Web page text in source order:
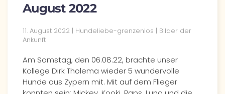
August 2022
11. August 2022 | Hundeliebe-grenzenlos | Bilder der
Ankunft
Am Samstag, den 06.08.22, brachte unser
Kollege Dirk Tholema wieder 5 wundervolle
Hunde aus Zypern mit. Mit auf dem Flieger